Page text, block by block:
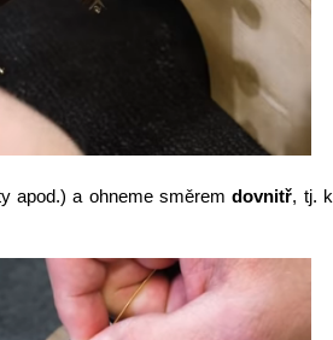
apod.) a ohneme směremdovnitř, tj. k